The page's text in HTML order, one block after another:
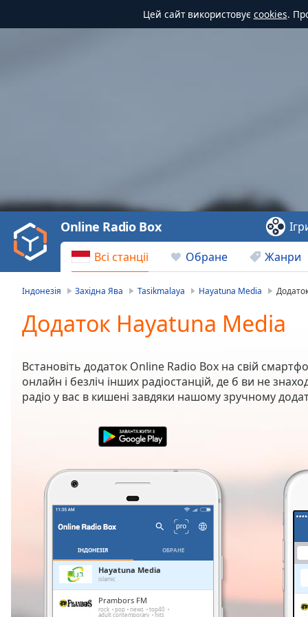
Цей сайт використовує cookies.
Play
Video
Play
Backward
Skip
Current
Time0:00
Duration
Loaded:
0.00%
Remaining
Всі станціі Обране Жанри
Online Radio Box
Індонезія Західна Ява Tasikmalaya Hayatuna Media
Додаток Hayatuna Media
Встановіть додаток Online Radio Box на свій
онлайн і безліч інших радіостанцій, де б ви не
радіо у вас в кишені завдяки нашому зручному
ІНДОНЕЗІЯ ОБРАНЕ
Hayatuna Media
islamic
Prambors FM
rock pop news top40
adult contemporary hits